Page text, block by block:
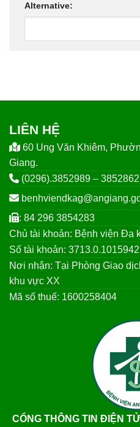
Alternative:
LIÊN HỆ
60 Ung Văn Khiêm,
Giang.
(0296).3852989 – 3852862
: 84 296 3854283
Chủ tài khoản: Bệnh viện Đa
Số tài khoản:
Nơi nhận: Tại Phòng Giao
khu vực XX
Mã số thuế: 1600258404
CỔNG THÔNG TIN ĐIỆN